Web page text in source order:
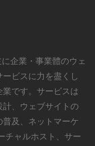
企業・事業體のウェ
ビスに力を盡くし
です。サービスは
計、ウェブサイトの
及、ネットマーケ
チャルホスト、サー